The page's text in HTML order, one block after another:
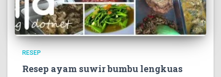
RESEP
Resep ayam suwir bumbu lengkuas